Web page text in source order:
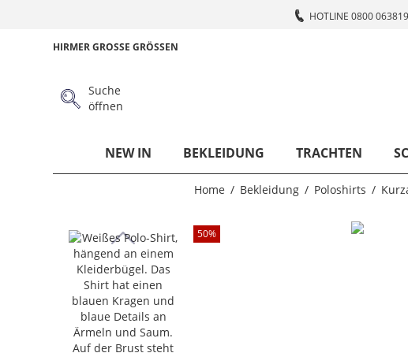
HOTLINE 0800
HIRMER GROSSE GRÖSSEN
Suche
öffnen
NEW IN BEKLEIDUNG TRACHTEN
Home Bekleidung Poloshirts
50%